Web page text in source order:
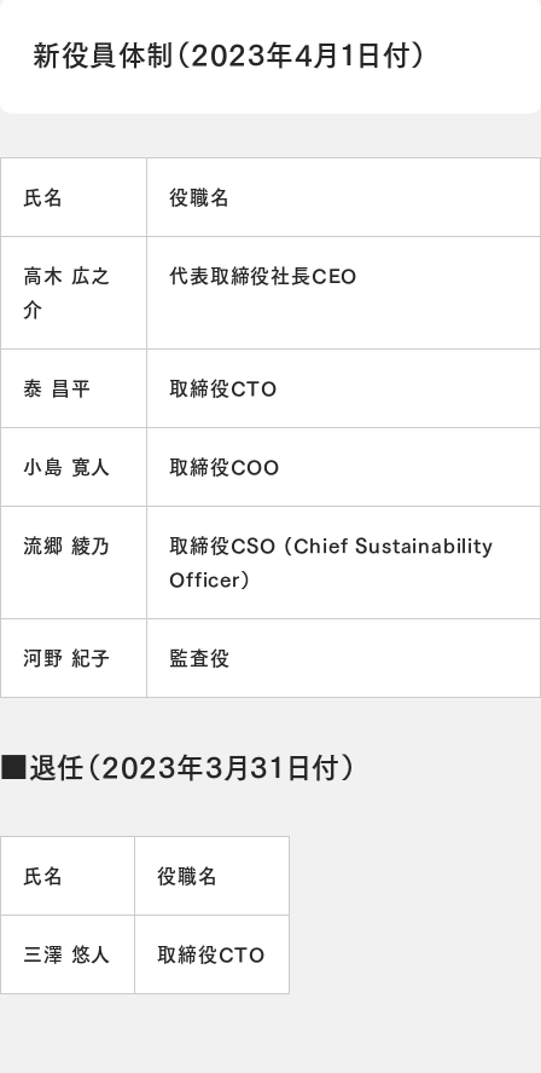
新役員体制（2023年4月1日付）
氏名 役職名
高木 広之
介
代表取締役社長CEO
泰 昌平 取締役CTO
小島 寛人 取締役COO
流郷 綾乃
取締役CSO (Chief Sustainability
Officer）
河野 紀子 監査役
■退任（2023年3月31日付）
氏名 役職名
三澤 悠人 取締役CTO